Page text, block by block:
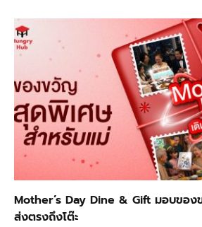
Mother’s Day Dine & Gift มอบขอ
ส่งตรงถึงโต๊ะ